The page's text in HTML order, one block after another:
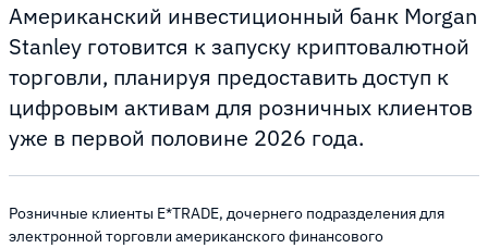
Американский инвестиционный банк Morgan
Stanley готовится к запуску криптовалютной
торговли, планируя предоставить доступ к
цифровым активам для розничных клиентов
уже в первой половине 2026 года.
Розничные клиенты E*TRADE, дочернего подразделения для
электронной торговли американского финансового